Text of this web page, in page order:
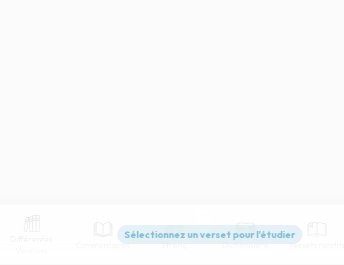
Commentaires Strong Dictionnaire Versets relatifs